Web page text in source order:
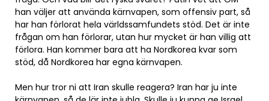
han väljer att använda kärnvapen, som offensiv part, så
har han förlorat hela världssamfundets stöd. Det är inte
frågan om han förlorar, utan hur mycket är han villig att
förlora. Han kommer bara att ha Nordkorea kvar som
stöd, då Nordkorea har egna kärnvapen.
Men hur tror ni att Iran skulle reagera? Iran har ju inte